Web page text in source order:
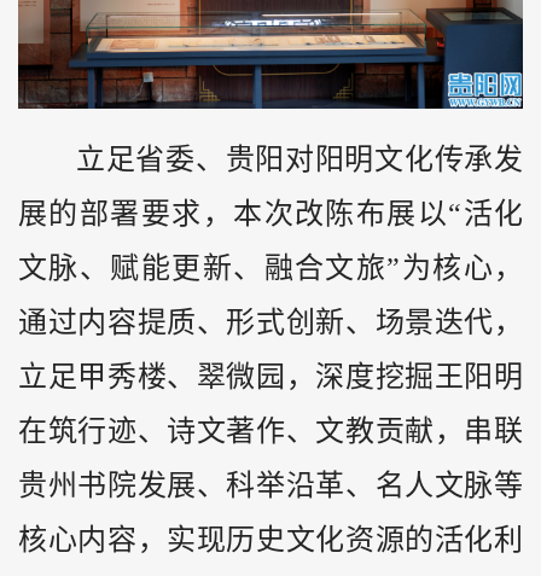
立足省委、贵阳对阳明文化传承发
展的部署要求，本次改陈布展以“活化
文脉、赋能更新、融合文旅”为核心，
通过内容提质、形式创新、场景迭代，
立足甲秀楼、翠微园，深度挖掘王阳明
在筑行迹、诗文著作、文教贡献，串联
贵州 书院发展、科举沿革、名人文脉等
核心内容，实现历史文化资源的活化利